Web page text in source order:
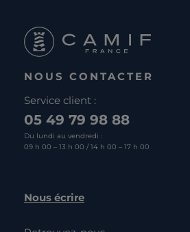
NOUS CONTACTER
Service client :
05 49 79 98 88
Du lundi au vendredi :
09 h 00 – 13 h 00 / 14 h 00 – 17 h 00
Nous écrire